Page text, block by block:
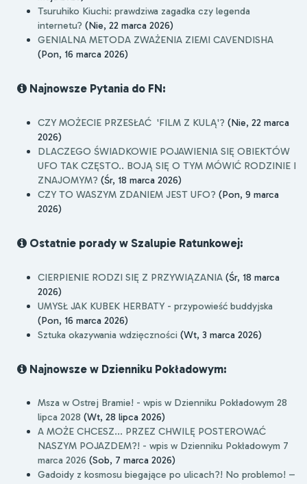
Tsuruhiko Kiuchi: prawdziwa zagadka czy legenda
internetu? (Nie, 22 marca 2026)
GENIALNA METODA ZWAŻENIA ZIEMI CAVENDISHA
(Pon, 16 marca 2026)
Najnowsze Pytania do FN:
CZY MOŻECIE PRZESŁAĆ 'FILM Z KULĄ'? (Nie, 22 marca
2026)
DLACZEGO ŚWIADKOWIE POJAWIENIA SIĘ OBIEKTÓW
UFO TAK CZĘSTO.. BOJĄ SIĘ O TYM MÓWIĆ RODZINIE I
ZNAJOMYM? (Śr, 18 marca 2026)
CZY TO WASZYM ZDANIEM JEST UFO? (Pon, 9 marca
2026)
Ostatnie porady w Szalupie Ratunkowej:
CIERPIENIE RODZI SIĘ Z PRZYWIĄZANIA (Śr, 18 marca
2026)
UMYSŁ JAK KUBEK HERBATY - przypowieść buddyjska
(Pon, 16 marca 2026)
Sztuka okazywania wdzięczności (Wt, 3 marca 2026)
Najnowsze w Dzienniku Pokładowym:
Msza w Ostrej Bramie! - wpis w Dzienniku Pokładowym 28
lipca 2028 (Wt, 28 lipca 2026)
A MOŻE CHCESZ... PRZEZ CHWILĘ POSTEROWAĆ
NASZYM POJAZDEM?! - wpis w Dzienniku Pokładowym 7
marca 2026 (Sob, 7 marca 2026)
Gadoidy z kosmosu biegające po ulicach?! No problemo! –